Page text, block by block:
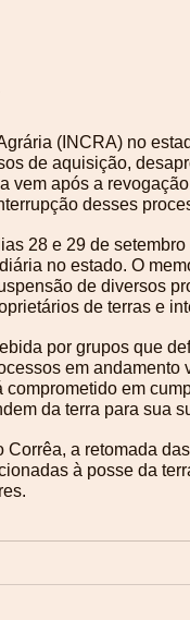
(INCRA) no
de aquisição,
vem após a
desses
28 e 29 de
no estado. O
de diversos
de terras e
por grupos que
em andamento
em
da terra para sua
a retomada
à posse da